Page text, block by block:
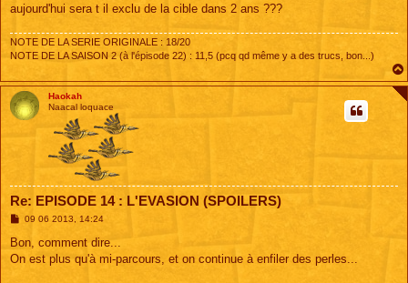
aujourd'hui sera t il exclu de la cible dans 2 ans ???
NOTE DE LA SERIE ORIGINALE : 18/20
NOTE DE LA SAISON 2 (à l'épisode 22) : 11,5 (pcq qd même y a des trucs, bon...)
Haokah
Naacal loquace
Re: EPISODE 14 : L'EVASION (SPOILERS)
M
s
a
09 06 2013, 14:24
Bon, comment dire...
On est plus qu'à mi-parcours, et on continue à enfiler des perles...